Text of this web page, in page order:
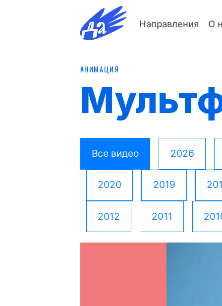
Направления О
АНИМАЦИЯ
Все видео 2026
2020 2019
2012 2011